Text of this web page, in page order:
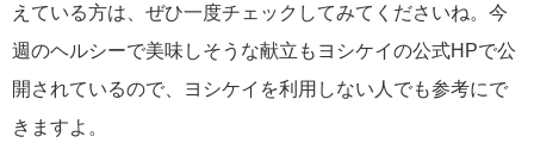
えている方は、ぜひ一度チェックしてみてくださいね。今
週のヘルシーで美味しそうな献立もヨシケイの公式HPで公
開されているので、ヨシケイを利用しない人でも参考にで
きますよ。